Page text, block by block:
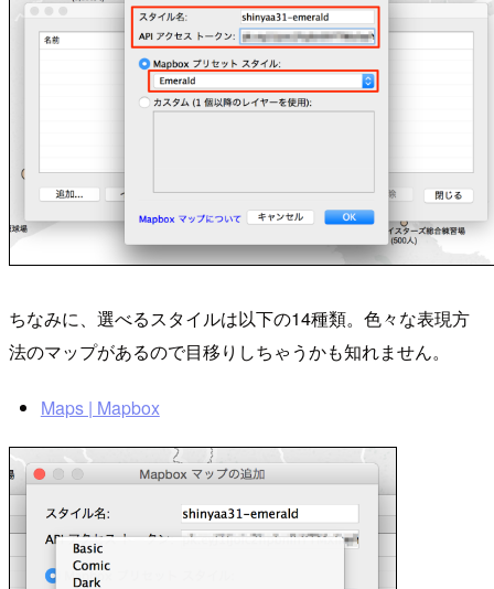
ちなみに、選べるスタイルは以下の14種類。色々な表現方
法のマップがあるので目移りしちゃうかも知れません。
Maps | Mapbox